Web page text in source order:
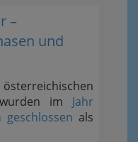
–
und
im Jahr
als